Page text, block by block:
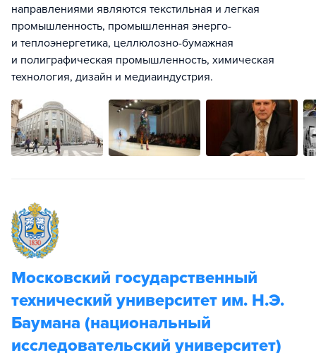
направлениями являются текстильная и легкая
промышленность, промышленная энерго-
и теплоэнергетика, целлюлозно-бумажная
и полиграфическая промышленность, химическая
технология, дизайн и медиаиндустрия.
Московский государственный
технический университет им. Н.Э.
Баумана (национальный
исследовательский университет)